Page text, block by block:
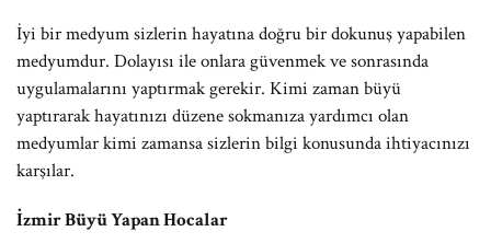
İyi bir medyum sizlerin hayatına doğru bir dokunuş yapabilen
medyumdur. Dolayısı ile onlara güvenmek ve sonrasında
uygulamalarını yaptırmak gerekir. Kimi zaman büyü
yaptırarak hayatınızı düzene sokmanıza yardımcı olan
medyumlar kimi zamansa sizlerin bilgi konusunda ihtiyacınızı
karşılar.
İzmir Büyü Yapan Hocalar